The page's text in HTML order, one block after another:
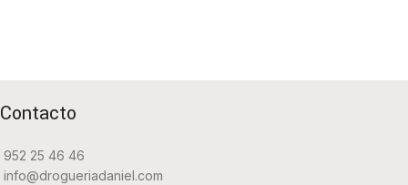
Contacto
952 25 46 46
info@drogueriadaniel.com